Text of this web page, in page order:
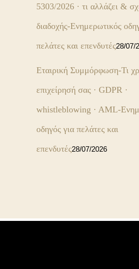
5303/2026 · τι αλλάζει &
διαδοχής-Ενημερωτικός
πελάτες και επενδυτές28/07/
Εταιρική Συμμόρφωση-Τι
επιχείρησή σας · GDPR ·
whistleblowing · AML-
οδηγός για πελάτες και
επενδυτές28/07/2026